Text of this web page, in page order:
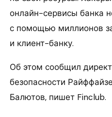
онлайн-сервисы банка
с помощью миллионов
и клиент-банку.
Об этом сообщил
безопасности
Балютов, пишет Finclub.